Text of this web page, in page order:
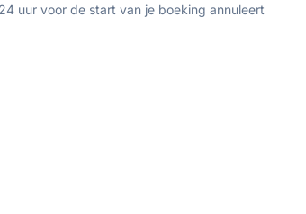
uur voor de start van je boeking annuleert